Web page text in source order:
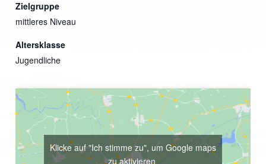
Zielgruppe
mittleres Niveau
Altersklasse
Jugendliche
Klicke auf "Ich stimme zu", um Google maps
zu aktivieren